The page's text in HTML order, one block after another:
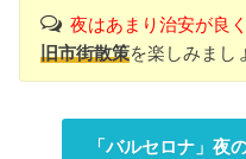
夜はあまり治安が良
旧市街散策を楽しみまし
「バルセロナ」夜